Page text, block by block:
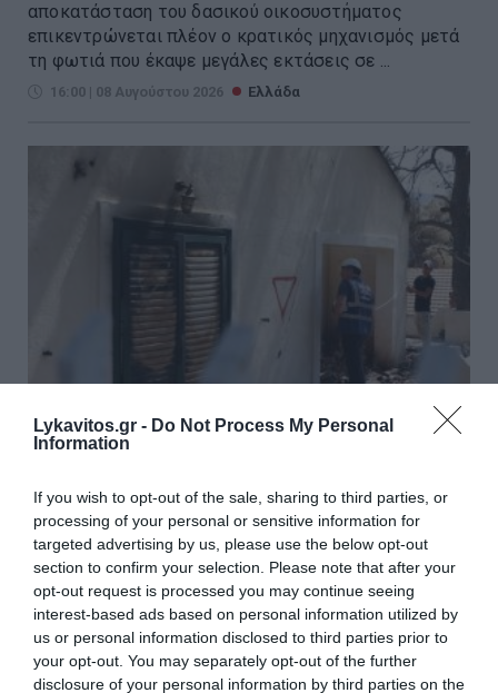
Lykavitos.gr - Do Not Process My Personal
Information
If you wish to opt-out of the sale, sharing to third parties, or
processing of your personal or sensitive information for
targeted advertising by us, please use the below opt-out
section to confirm your selection. Please note that after your
opt-out request is processed you may continue seeing
interest-based ads based on personal information utilized by
us or personal information disclosed to third parties prior to
your opt-out. You may separately opt-out of the further
disclosure of your personal information by third parties on the
αποκατάσταση του δασικού οικοσυστήματος
επικεντρώνεται πλέον ο κρατικός μηχανισμός μετά
τη φωτιά που έκαψε μεγάλες εκτάσεις σε ...
16:00 | 08 Αυγούστου 2026 Ελλάδα
Πόρτο Γερμενό: Σε εξέλιξη οι
εργασίες αποκατάστασης μετά
την καταστροφική πυρκαγιά –
Αυτοψίες για τις ζημιές
Σε αγώνα δρόμου για την αποκατάσταση των
εκτεταμένων ζημιών που προκάλεσε η πύρινη